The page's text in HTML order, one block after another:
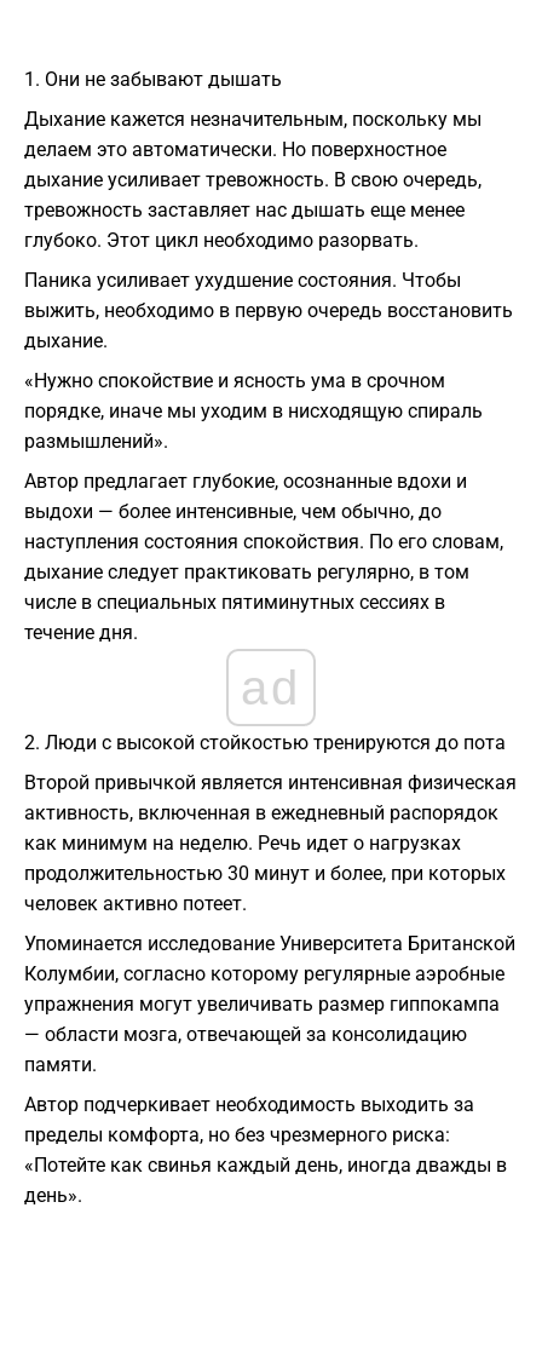
1. Они не забывают дышать
Дыхание кажется незначительным, поскольку мы
делаем это автоматически. Но поверхностное
дыхание усиливает тревожность. В свою очередь,
тревожность заставляет нас дышать еще менее
глубоко. Этот цикл необходимо разорвать.
Паника усиливает ухудшение состояния. Чтобы
выжить, необходимо в первую очередь восстановить
дыхание.
«Нужно спокойствие и ясность ума в срочном
порядке, иначе мы уходим в нисходящую спираль
размышлений».
Автор предлагает глубокие, осознанные вдохи и
выдохи — более интенсивные, чем обычно, до
наступления состояния спокойствия. По его словам,
дыхание следует практиковать регулярно, в том
числе в специальных пятиминутных сессиях в
течение дня.
ad
2. Люди с высокой стойкостью тренируются до пота
Второй привычкой является интенсивная физическая
активность, включенная в ежедневный распорядок
как минимум на неделю. Речь идет о нагрузках
продолжительностью 30 минут и более, при которых
человек активно потеет.
Упоминается исследование Университета Британской
Колумбии, согласно которому регулярные аэробные
упражнения могут увеличивать размер гиппокампа
— области мозга, отвечающей за консолидацию
памяти.
Автор подчеркивает необходимость выходить за
пределы комфорта, но без чрезмерного риска:
«Потейте как свинья каждый день, иногда дважды в
день».